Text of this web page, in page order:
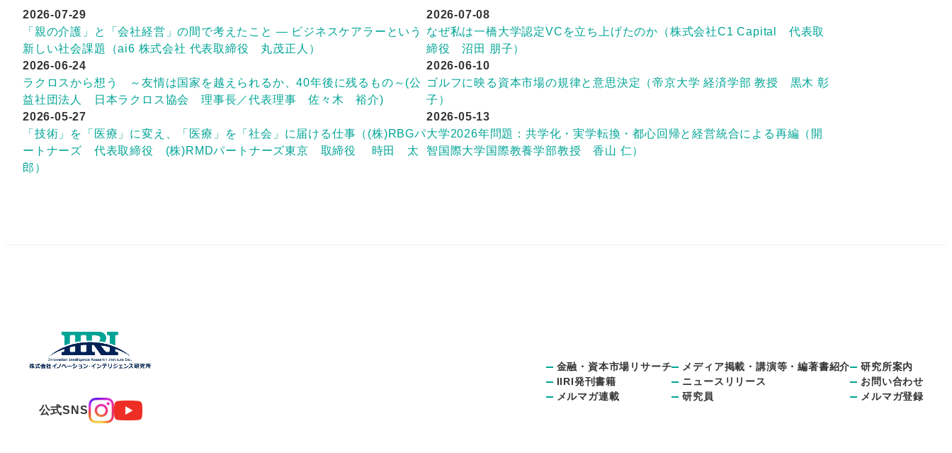
2026-07-29
「親の介護」と「会社経営」の間で考えたこと ― ビジネスケアラーという
新しい社会課題（ai6 株式会社 代表取締役 丸茂正人）
2026-07-08
なぜ私は一橋大学認定VCを立ち上げたのか（株式会社C1 Capital 代表取
締役 沼田 朋子）
2026-06-24
ラクロスから想う ～友情は国家を越えられるか、40年後に残るもの～(公
益社団法人 日本ラクロス協会 理事長／代表理事 佐々木 裕介)
2026-06-10
ゴルフに映る資本市場の規律と意思決定（帝京大学 経済学部 教授 黒木 彰
子）
2026-05-27
「技術」を「医療」に変え、「医療」を「社会」に届ける仕事（(株)RBGパ
ートナーズ 代表取締役 (株)RMDパートナーズ東京 取締役 時田 太
郎）
2026-05-13
大学2026年問題：共学化・実学転換・都心回帰と経営統合による再編（開
智国際大学国際教養学部教授 香山 仁）
公式SNS
金融・資本市場リサーチ
IIRI発刊書籍
メルマガ連載
メディア掲載・講演等・編著書紹介
ニュースリリース
研究員
研究所案内
お問い合わせ
メルマガ登録